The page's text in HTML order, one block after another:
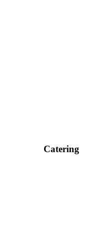
Catering